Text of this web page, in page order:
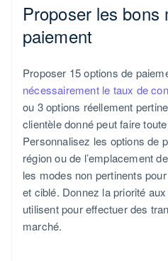
Proposer les bons
paiement
Proposer 15 options de
nécessairement le taux de
ou 3 options réellement
clientèle donné peut faire
Personnalisez les options de
région ou de l’emplacement
les modes non pertinents
et ciblé. Donnez la priorité
utilisent pour effectuer des
marché.